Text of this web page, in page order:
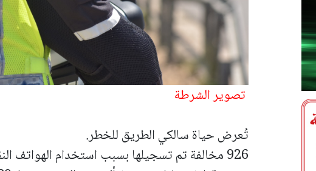
تصوير الشرطة
تُعرض حياة سالكي الطريق للخطر.